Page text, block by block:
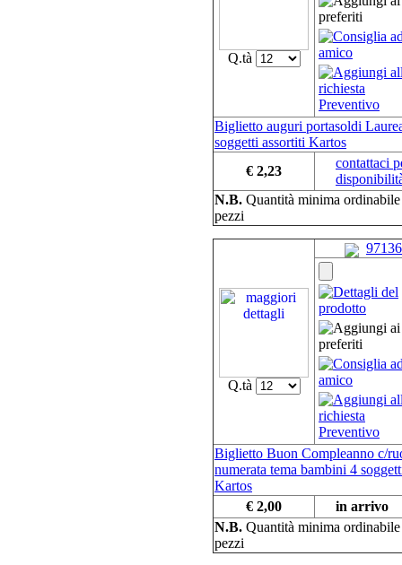
Q.tà
Biglietto auguri portasoldi
soggetti assortiti Kartos
€ 2,23
contattaci
N.B. Quantità minima
pezzi
Q.tà
97136
Biglietto Buon Compleanno c/
numerata tema bambini 4
Kartos
€ 2,00
in arrivo
N.B. Quantità minima
pezzi